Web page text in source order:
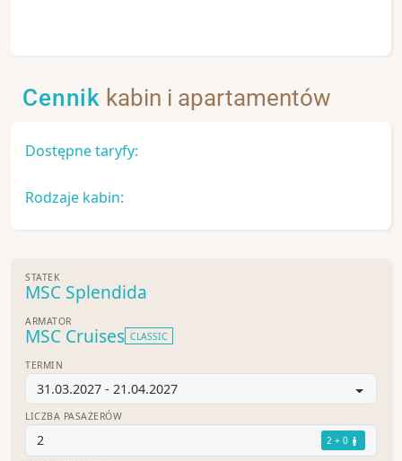
Cennik kabin i apartamentów
Dostępne taryfy:
Rodzaje kabin:
STATEK
MSC Splendida
ARMATOR
MSC Cruises CLASSIC
TERMIN
31.03.2027 - 21.04.2027
LICZBA PASAŻERÓW
2 2 + 0